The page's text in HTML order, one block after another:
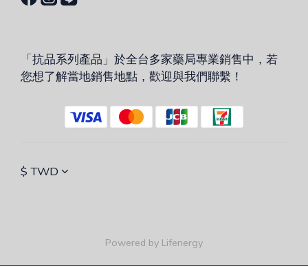
「抗品系列產品」於全台多家藥局專業銷售中，若
您想了解當地銷售地點，歡迎與我們聯繫！
$ TWD
Powered by Lifenergy